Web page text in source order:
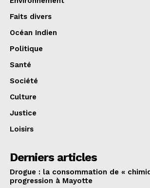
Faits divers
Océan Indien
Politique
Santé
Société
Culture
Justice
Loisirs
Derniers articles
Drogue : la consommation de «
progression à Mayotte